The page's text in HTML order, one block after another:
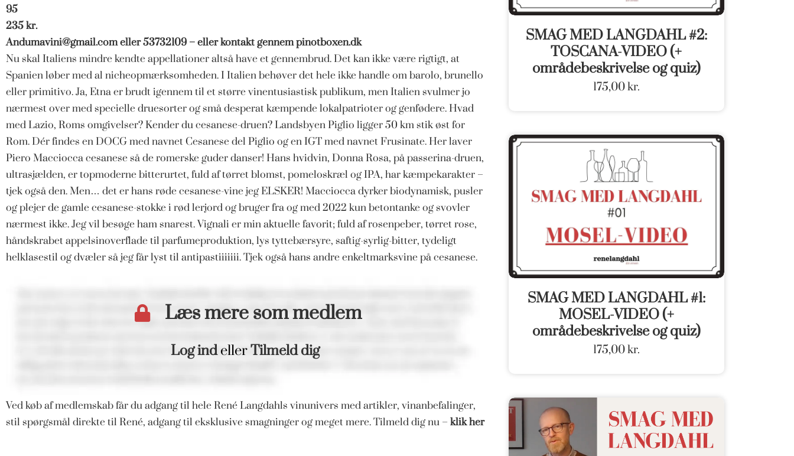
95
235 kr.
Andumavini@gmail.comeller 53732109 – eller kontakt gennempinotboxen.dk
Nu skal Italiens mindre kendte appellationer altså have et gennembrud. Det kan ikke være rigtigt, at
Spanien løber med al nicheopmærksomheden. I Italien behøver det hele ikke handle om barolo, brunello
eller primitivo. Ja, Etna er brudt igennem til et større vinentusiastisk publikum, men Italien svulmer jo
nærmest over med specielle druesorter og små desperat kæmpende lokalpatrioter og genfødere. Hvad
med Lazio, Roms omgivelser? Kender du cesanese-druen? Landsbyen Piglio ligger 50 km stik øst for
Rom. Dér findes en DOCG med navnet Cesanese del Piglio og en IGT med navnet Frusinate. Her laver
Piero Macciocca cesanese så de romerske guder danser! Hans hvidvin, Donna Rosa, på passerina-druen,
ultrasjælden, er topmoderne bitterurtet, fuld af tørret blomst, pomeloskræl og IPA, har kæmpekarakter –
tjek også den. Men… det er hans røde cesanese-vine jeg ELSKER! Macciocca dyrker biodynamisk, pusler
og plejer de gamle cesanese-stokke i rød lerjord og bruger fra og med 2022 kun betontanke og svovler
nærmest ikke. Jeg vil besøge ham snarest. Vignali er min aktuelle favorit; fuld af rosenpeber, tørret rose,
håndskrabet appelsinoverflade til parfumeproduktion, lys tyttebærsyre, saftig-syrlig-bitter, tydeligt
helklasestil og dvæler så jeg får lyst til antipastiiiiiii. Tjek også hans andre enkeltmarksvine på cesanese.
Læs mere som medlem
Log indellerTilmeld dig
Ved køb af medlemskab får du adgang til hele René Langdahls vinunivers med artikler, vinanbefalinger,
stil spørgsmål direkte til René, adgang til eksklusive smagninger og meget mere. Tilmeld dig nu – klik her
SMAG MED LANGDAHL #2:
TOSCANA-VIDEO (+
områdebeskrivelse og quiz)
175,00kr.
SMAG MED LANGDAHL #1:
MOSEL-VIDEO (+
områdebeskrivelse og quiz)
175,00kr.